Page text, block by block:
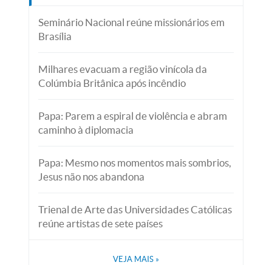
Seminário Nacional reúne missionários em
Brasília
Milhares evacuam a região vinícola da
Colúmbia Britânica após incêndio
Papa: Parem a espiral de violência e abram
caminho à diplomacia
Papa: Mesmo nos momentos mais sombrios,
Jesus não nos abandona
Trienal de Arte das Universidades Católicas
reúne artistas de sete países
VEJA MAIS »